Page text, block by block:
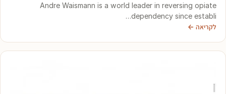
Andre Waismann is a world leader in reversing opiate
dependency since establi…
לקריאה ←